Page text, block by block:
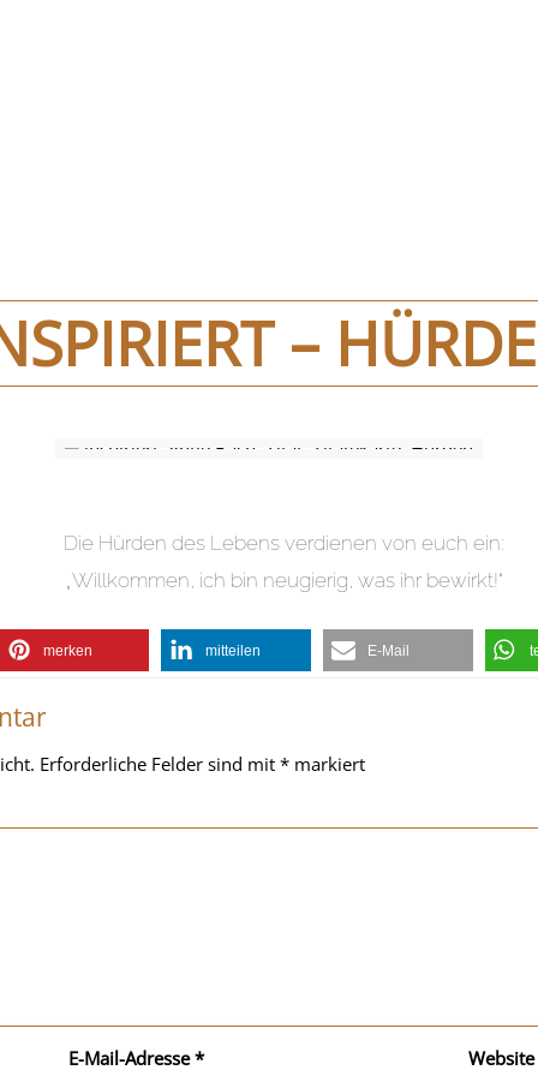
–
Die Hürden des Lebens verdienen von euch ein:
„Willkommen, ich bin neugierig, was ihr bewirkt!“
merken mitteilen E-Mail
Erforderliche Felder sind mit* markiert
E-Mail-Adresse* Website